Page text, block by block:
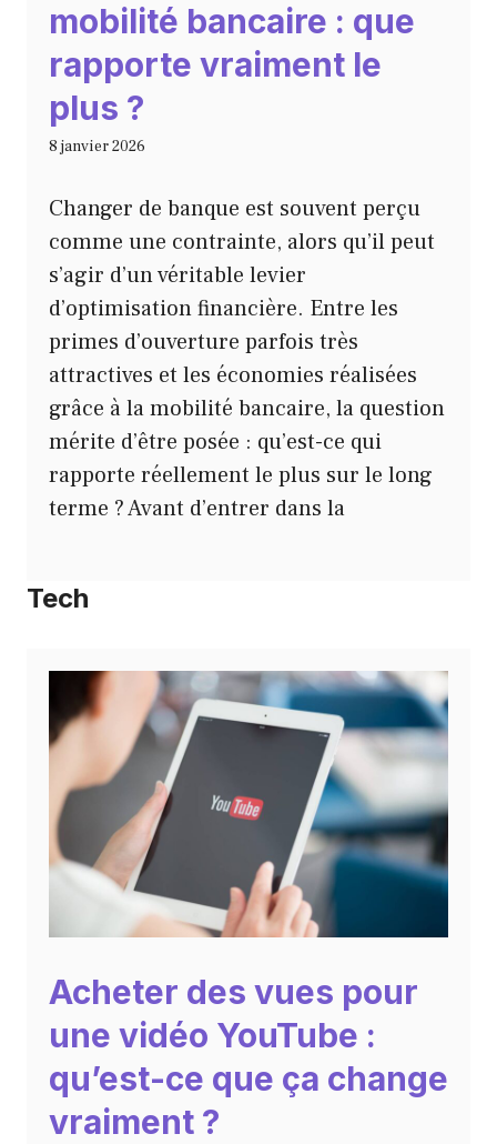
mobilité bancaire : que
rapporte vraiment le
plus ?
8 janvier 2026
Changer de banque est souvent perçu
comme une contrainte, alors qu’il peut
s’agir d’un véritable levier
d’optimisation financière. Entre les
primes d’ouverture parfois très
attractives et les économies réalisées
grâce à la mobilité bancaire, la question
mérite d’être posée : qu’est-ce qui
rapporte réellement le plus sur le long
terme ? Avant d’entrer dans la
Tech
Acheter des vues pour
une vidéo YouTube :
qu’est-ce que ça change
vraiment ?